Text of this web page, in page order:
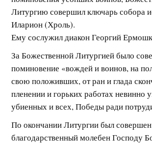
Литургию совершил ключарь собора
Иларион (Хроль).
Ему сослужил диакон Георгий
За Божественной Литургией было
поминовение «вождей и воинов, на
свою положивших, от ран и глада
пленении и горьких работах невинно
убиенных и всех, Победы ради
По окончании Литургии был совершен
благодарственный молебен Господу